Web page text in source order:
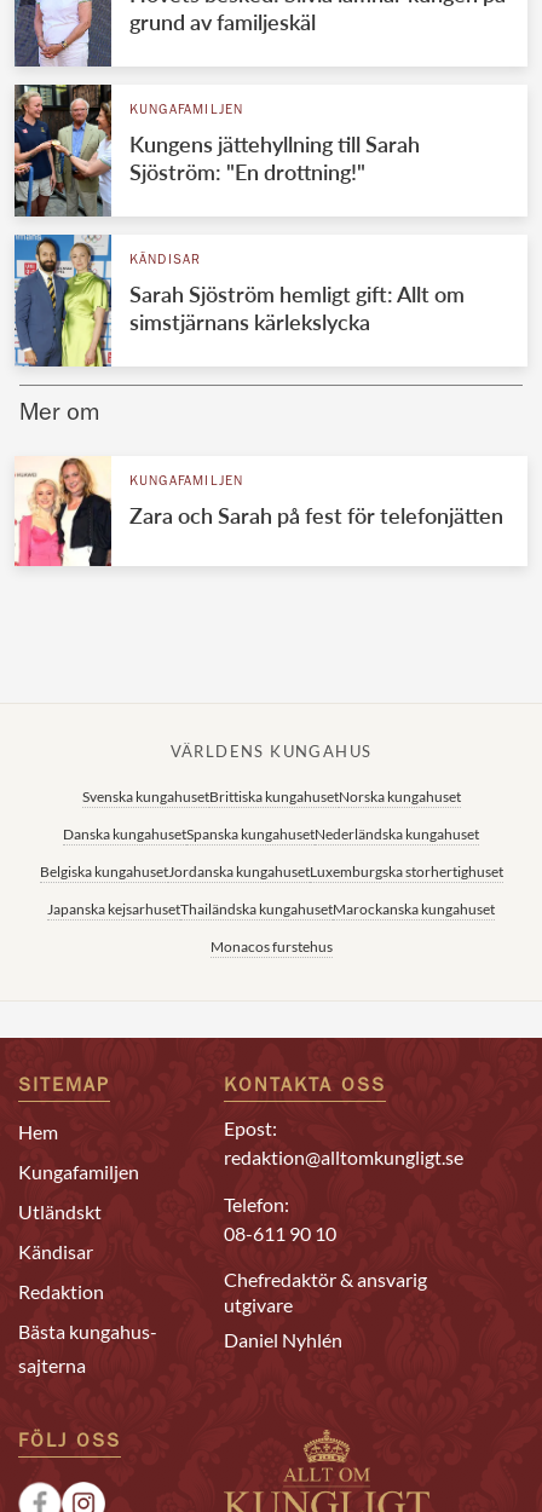
Jordanska kungahuset
Luxemburgska storhertighuset
Japanska kejsarhuset
Thailändska kungahuset
Marockanska kungahuset
grund av familjeskäl
KUNGAFAMILJEN
Kungens jättehyllning till Sarah
Sjöström: "En drottning!"
KÄNDISAR
Sarah Sjöström hemligt gift: Allt om
simstjärnans kärlekslycka
Mer om
KUNGAFAMILJEN
Zara och Sarah på fest för telefonjätten
VÄRLDENS KUNGAHUS
Svenska kungahusetBrittiska kungahusetNorska kungahuset
Danska kungahusetSpanska kungahusetNederländska kungahuset
Belgiska kungahusetJordanska kungahusetLuxemburgska storhertighuset
Japanska kejsarhusetThailändska kungahusetMarockanska kungahuset
Monacos furstehus
SITEMAP
Hem
Kungafamiljen
Utländskt
Kändisar
Redaktion
Bästa kungahus-
sajterna
KONTAKTA OSS
Epost:
redaktion@alltomkungligt.se
Telefon:
08-611 90 10
Chefredaktör & ansvarig
utgivare
Daniel Nyhlén
FÖLJ OSS